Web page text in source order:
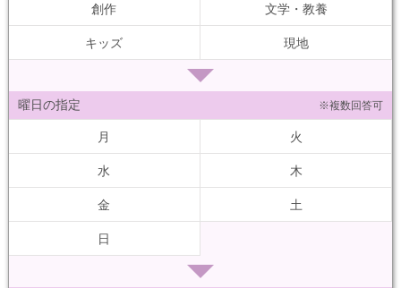
創作 文学・教養
キッズ 現地
曜日の指定 ※複数回答可
月 火
水 木
金 土
日